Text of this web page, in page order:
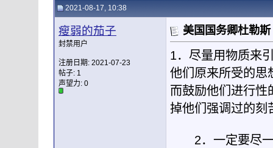
2021-08-17, 10:38
瘦弱的茄子
封禁用户
注册日期: 2021-07-23
帖子: 1
声望力: 0
美国国务卿杜勒
1．尽量用物质来
他们原来所受的思
而鼓励他们进行性
掉他们强调过的刻
2．一定要尽一